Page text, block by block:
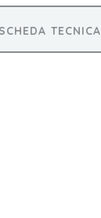
SCHEDA TECNICA